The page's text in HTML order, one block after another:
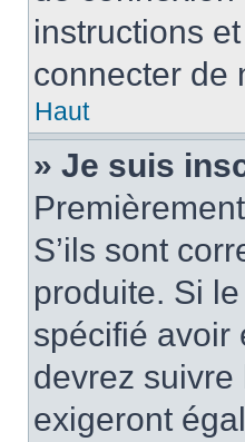
instructions
connecter de
Haut
» Je suis
S’ils sont
produite. Si
spécifié avoir
devrez
exigeront